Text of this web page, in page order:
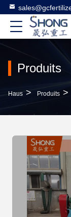
Produits
Haus > Produits >